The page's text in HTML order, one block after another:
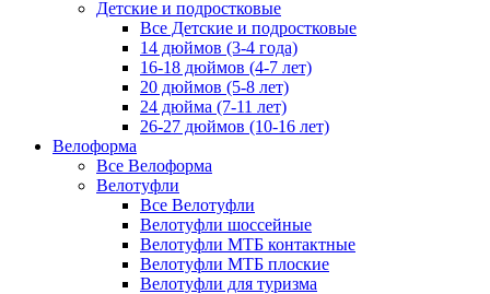
Детские и подростковые
Все Детские и подростковые
14 дюймов (3-4 года)
16-18 дюймов (4-7 лет)
20 дюймов (5-8 лет)
24 дюйма (7-11 лет)
26-27 дюймов (10-16 лет)
Велоформа
Все Велоформа
Велотуфли
Все Велотуфли
Велотуфли шоссейные
Велотуфли МТБ контактные
Велотуфли МТБ плоские
Велотуфли для туризма